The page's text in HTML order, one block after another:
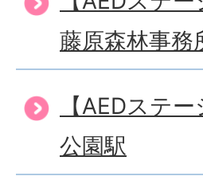
藤原森林事務
【AEDステ
公園駅